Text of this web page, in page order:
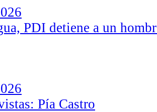
PDI detiene a un
Pía Castro